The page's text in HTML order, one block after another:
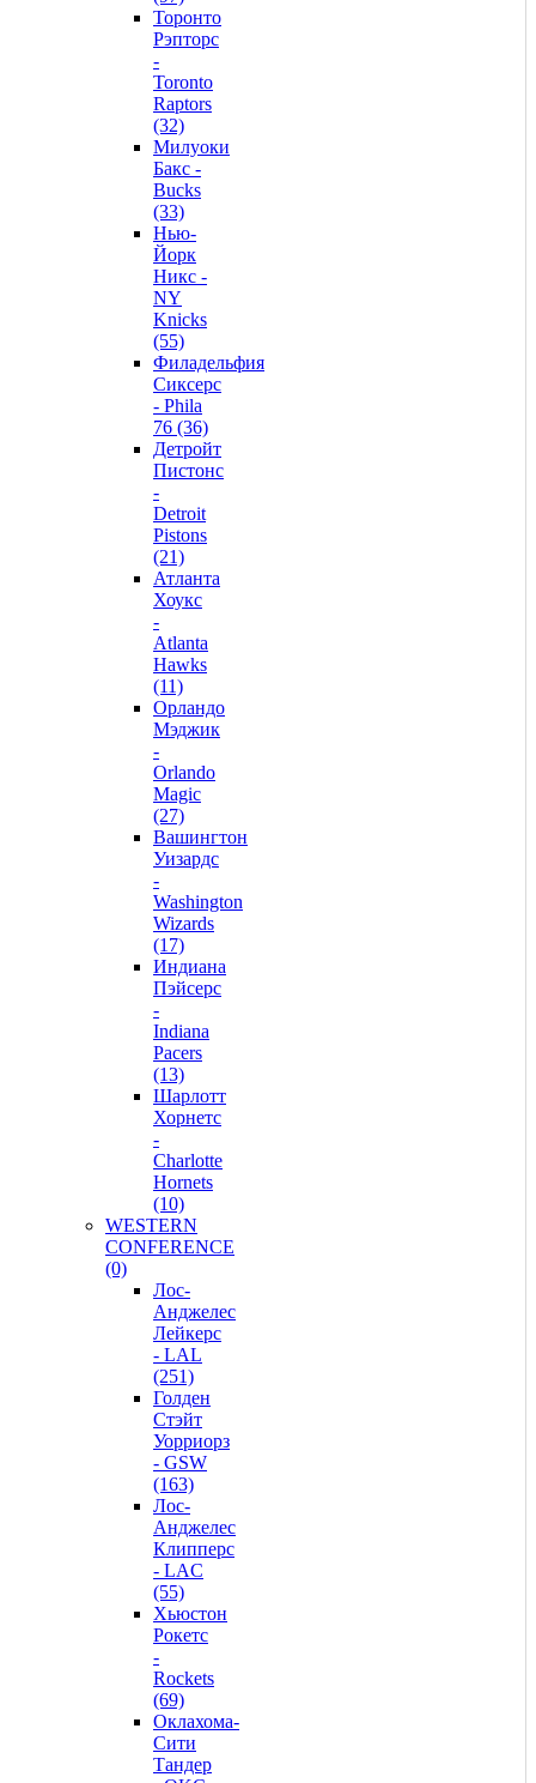
Торонто
Рэпторс
-
Toronto
Raptors
(32)
Милуоки
Бакс -
Bucks
(33)
Нью-
Йорк
Никс -
NY
Knicks
(55)
Филадельфия
Сиксерс
- Phila
76 (36)
Детройт
Пистонс
-
Detroit
Pistons
(21)
Атланта
Хоукс
-
Atlanta
Hawks
(11)
Орландо
Мэджик
-
Orlando
Magic
(27)
Вашингтон
Уизардс
-
Washington
Wizards
(17)
Индиана
Пэйсерс
-
Indiana
Pacers
(13)
Шарлотт
Хорнетс
-
Charlotte
Hornets
(10)
WESTERN
CONFERENCE
(0)
Лос-
Анджелес
Лейкерс
- LAL
(251)
Голден
Стэйт
Уорриорз
- GSW
(163)
Лос-
Анджелес
Клипперс
- LAC
(55)
Хьюстон
Рокетс
-
Rockets
(69)
Оклахома-
Сити
Тандер